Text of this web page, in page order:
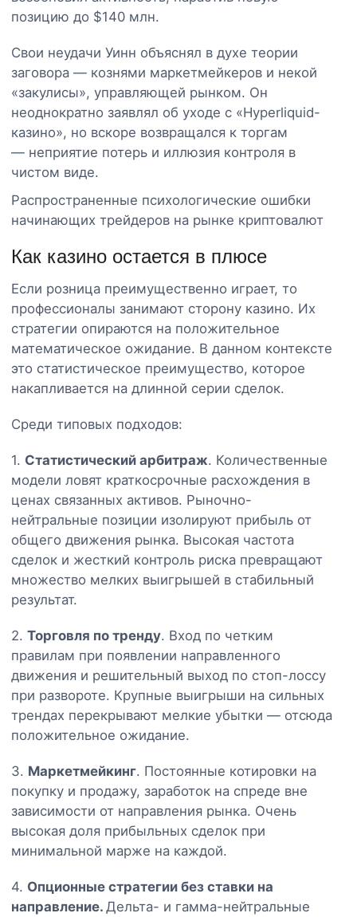
позицию до $140 млн.
Свои неудачи Уинн объяснял в духе теории
заговора — кознями маркетмейкеров и некой
«закулисы», управляющей рынком. Он
неоднократно заявлял об уходе с «Hyperliquid-
казино», но вскоре возвращался к торгам
— неприятие потерь и иллюзия контроля в
чистом виде.
Распространенные психологические ошибки
начинающих трейдеров на рынке криптовалют
Как казино остается в плюсе
Если розница преимущественно играет, то
профессионалы занимают сторону казино. Их
стратегии опираются на положительное
математическое ожидание. В данном контексте
это статистическое преимущество, которое
накапливается на длинной серии сделок.
Среди типовых подходов:
1. Статистический арбитраж. Количественные
модели ловят краткосрочные расхождения в
ценах связанных активов. Рыночно-
нейтральные позиции изолируют прибыль от
общего движения рынка. Высокая частота
сделок и жесткий контроль риска превращают
множество мелких выигрышей в стабильный
результат.
2. Торговля по тренду. Вход по четким
правилам при появлении направленного
движения и решительный выход по стоп-лоссу
при развороте. Крупные выигрыши на сильных
трендах перекрывают мелкие убытки — отсюда
положительное ожидание.
3. Маркетмейкинг. Постоянные котировки на
покупку и продажу, заработок на спреде вне
зависимости от направления рынка. Очень
высокая доля прибыльных сделок при
минимальной марже на каждой.
4. Опционные стратегии без ставки на
направление. Дельта- и гамма-нейтральные